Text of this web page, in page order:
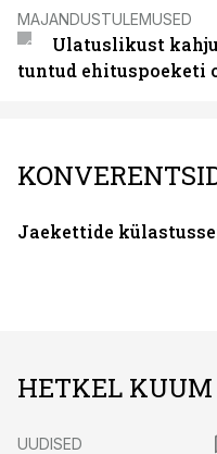
MAJANDUSTULEMUSED
Ulatuslikust
tuntud ehituspoeketi
Jaekettide
HETKEL KUUM
UUDISED